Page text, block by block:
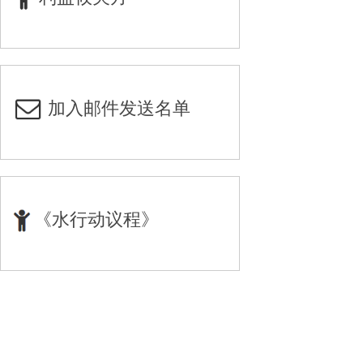
加入邮件发送名单
《水行动议程》